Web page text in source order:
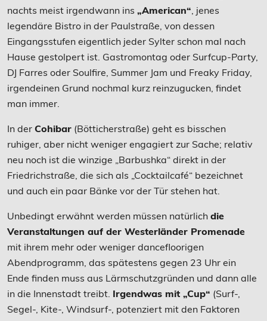
nachts meist irgendwann ins „American“, jenes
legendäre Bistro in der Paulstraße, von dessen
Eingangsstufen eigentlich jeder Sylter schon mal nach
Hause gestolpert ist. Gastromontag oder Surfcup-Party,
DJ Farres oder Soulfire, Summer Jam und Freaky Friday,
irgendeinen Grund nochmal kurz reinzugucken, findet
man immer.
In der Cohibar (Bötticherstraße) geht es bisschen
ruhiger, aber nicht weniger engagiert zur Sache; relativ
neu noch ist die winzige „Barbushka“ direkt in der
Friedrichstraße, die sich als „Cocktailcafé“ bezeichnet
und auch ein paar Bänke vor der Tür stehen hat.
Unbedingt erwähnt werden müssen natürlich die
Veranstaltungen auf der Westerländer Promenade
mit ihrem mehr oder weniger dancefloorigen
Abendprogramm, das spätestens gegen 23 Uhr ein
Ende finden muss aus Lärmschutzgründen und dann alle
in die Innenstadt treibt. Irgendwas mit „Cup“ (Surf-,
Segel-, Kite-, Windsurf-, potenziert mit den Faktoren